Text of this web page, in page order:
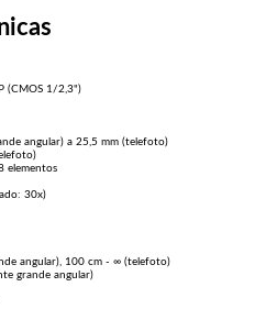
(CMOS 1/2,3")
angular) a 25,5 mm (telefoto)
elementos
30x)
angular), 100 cm - ∞ (telefoto)
grande angular)